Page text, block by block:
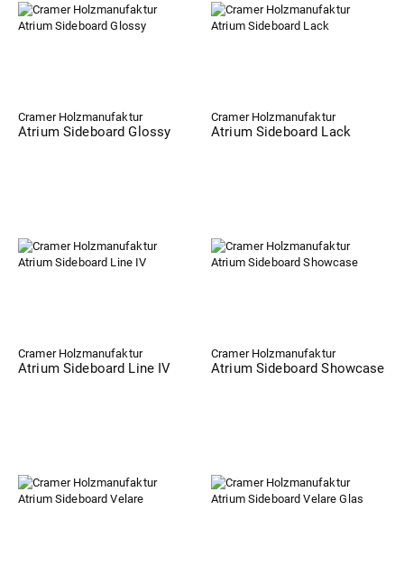
Cramer Holzmanufaktur
Atrium Sideboard Glossy
Cramer Holzmanufaktur
Atrium Sideboard Lack
Cramer Holzmanufaktur
Atrium Sideboard Line IV
Cramer Holzmanufaktur
Atrium Sideboard Showcase